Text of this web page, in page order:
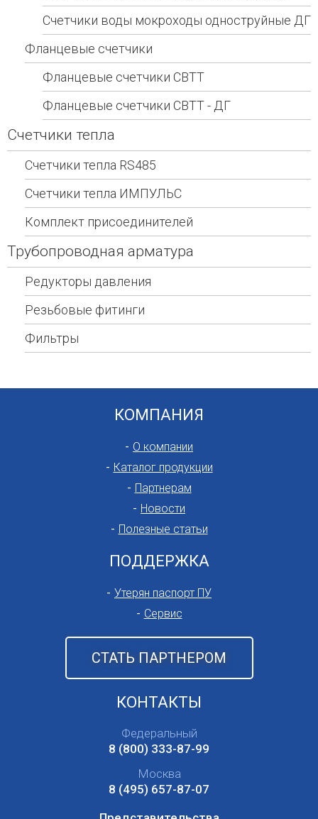
Счетчики воды мокроходы одноструйные ДГ
Фланцевые счетчики
Фланцевые счетчики СВТТ
Фланцевые счетчики СВТТ - ДГ
Счетчики тепла
Счетчики тепла RS485
Счетчики тепла ИМПУЛЬС
Комплект присоединителей
Трубопроводная арматура
Редукторы давления
Резьбовые фитинги
Фильтры
КОМПАНИЯ
О компании
Каталог продукции
Партнерам
Новости
Полезные статьи
СТАТЬ ПАРТНЕРОМ
ПОДДЕРЖКА
Утерян паспорт ПУ
Сервис
КОНТАКТЫ
Федеральный
8 (800) 333-87-99
Москва
8 (495) 657-87-07